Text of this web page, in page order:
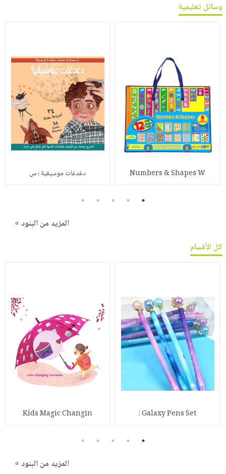
وسائل تعليمية
Numbers & Shapes W دغدغات موسيقية ؛ س
1
2
3
4
5
المزيد من البنود »
كل الأقسام
Galaxy Pens Set :
Kids Magic Changin
1
2
3
4
5
المزيد من البنود »